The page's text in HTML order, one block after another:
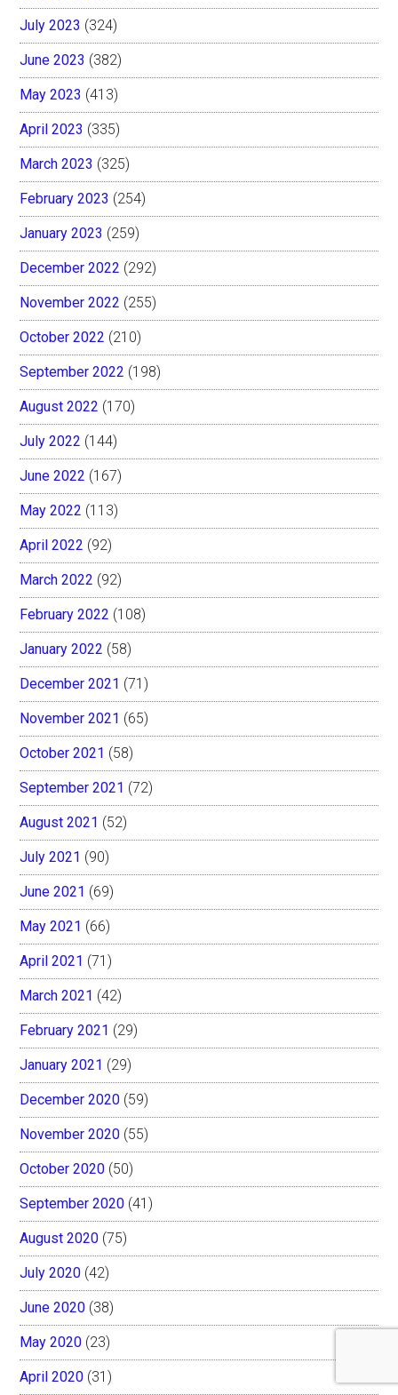
July 2023 (324)
June 2023 (382)
May 2023 (413)
April 2023 (335)
March 2023 (325)
February 2023 (254)
January 2023 (259)
December 2022 (292)
November 2022 (255)
October 2022 (210)
September 2022 (198)
August 2022 (170)
July 2022 (144)
June 2022 (167)
May 2022 (113)
April 2022 (92)
March 2022 (92)
February 2022 (108)
January 2022 (58)
December 2021 (71)
November 2021 (65)
October 2021 (58)
September 2021 (72)
August 2021 (52)
July 2021 (90)
June 2021 (69)
May 2021 (66)
April 2021 (71)
March 2021 (42)
February 2021 (29)
January 2021 (29)
December 2020 (59)
November 2020 (55)
October 2020 (50)
September 2020 (41)
August 2020 (75)
July 2020 (42)
June 2020 (38)
May 2020 (23)
April 2020 (31)